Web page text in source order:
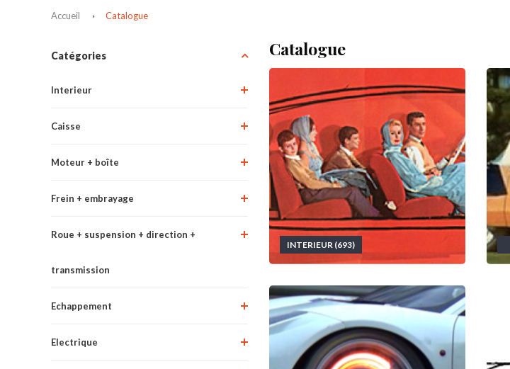
Accueil Catalogue
Catégories
Interieur
Caisse
Moteur + boîte
Frein + embrayage
Roue + suspension + direction +
transmission
Echappement
Electrique
Catalogue
INTERIEUR (693)